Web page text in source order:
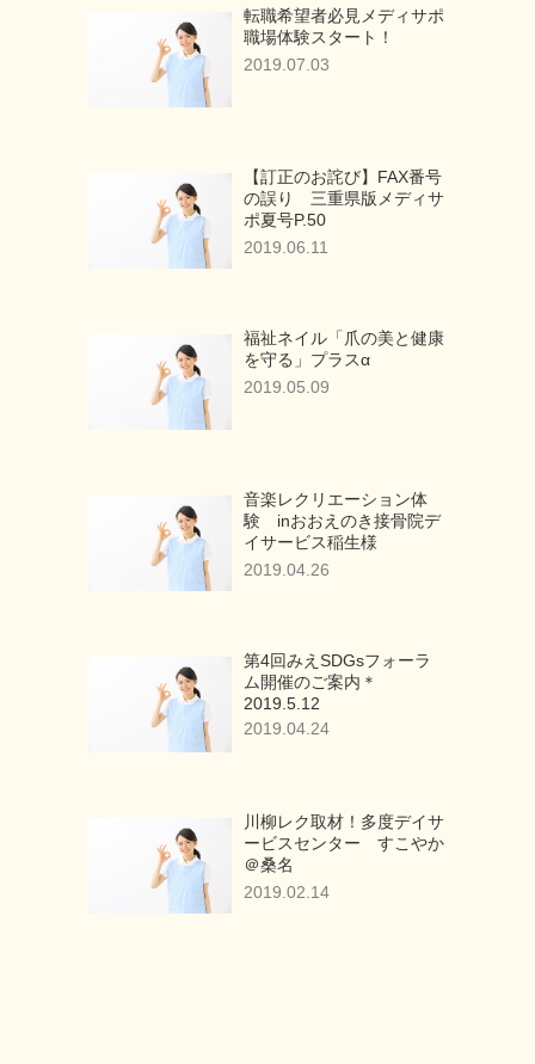
転職希望者必見メディサポ
職場体験スタート！
2019.07.03
【訂正のお詫び】FAX番号
の誤り 三重県版メディサ
ポ夏号P.50
2019.06.11
福祉ネイル「爪の美と健康
を守る」プラスα
2019.05.09
音楽レクリエーション体
験 inおおえのき接骨院デ
イサービス稲生様
2019.04.26
第4回みえSDGsフォーラ
ム開催のご案内＊
2019.5.12
2019.04.24
川柳レク取材！多度デイサ
ービスセンター すこやか
＠桑名
2019.02.14